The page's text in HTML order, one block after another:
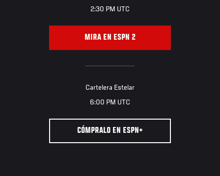
2:30 PM UTC
MIRA EN ESPN 2
Cartelera Estelar
6:00 PM UTC
CÓMPRALO EN ESPN+